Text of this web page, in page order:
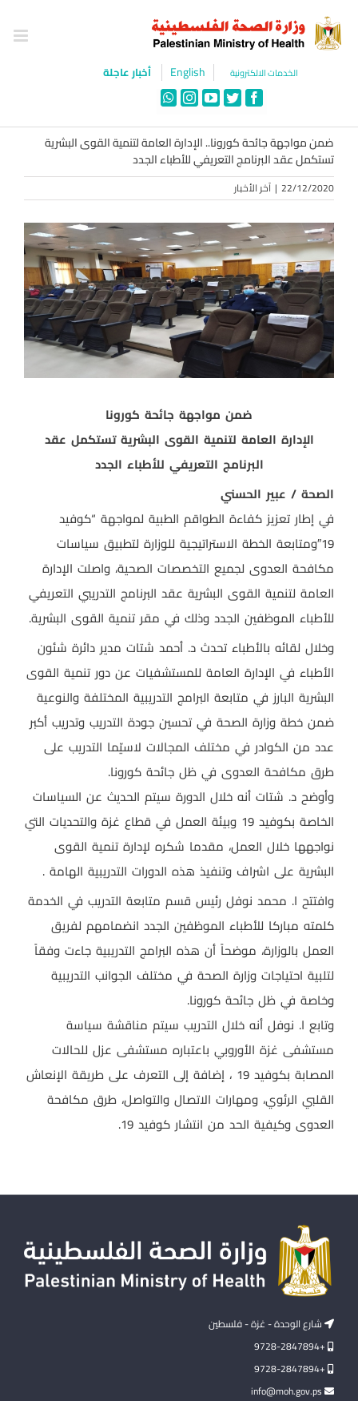
content
الخدمات الالكترونية English أخبار عاجلة
Facebook
Twitter
YouTube
Instagram
WhatsApp
ضمن مواجهة جائحة كورونا.. الإدارة العامة لتنمية القوى البشرية
تستكمل عقد البرنامج التعريفي للأطباء الجدد
22/12/2020
| آخر الأخبار
ضمن مواجهة جائحة كورونا
الإدارة العامة لتنمية القوى البشرية تستكمل عقد
البرنامج التعريفي للأطباء الجدد
الصحة / عبير الحسني
في إطار تعزيز كفاءة الطواقم الطبية لمواجهة “كوفيد
19″ومتابعة الخطة الاستراتيجية للوزارة لتطبيق سياسات
مكافحة العدوى لجميع التخصصات الصحية، واصلت الإدارة
العامة لتنمية القوى البشرية عقد البرنامج التدريبي التعريفي
للأطباء الموظفين الجدد وذلك في مقر تنمية القوى البشرية.
وخلال لقائه بالأطباء تحدث د. أحمد شتات مدير دائرة شئون
الأطباء في الإدارة العامة للمستشفيات عن دور تنمية القوى
البشرية البارز في متابعة البرامج التدريبية المختلفة والنوعية
ضمن خطة وزارة الصحة في تحسين جودة التدريب وتدريب أكبر
عدد من الكوادر في مختلف المجالات لاسيّما التدريب على
طرق مكافحة العدوى في ظل جائحة كورونا.
وأوضح د. شتات أنه خلال الدورة سيتم الحديث عن السياسات
الخاصة بكوفيد 19 وبيئة العمل في قطاع غزة والتحديات التي
نواجهها خلال العمل، مقدما شكره لإدارة تنمية القوى
البشرية على اشراف وتنفيذ هذه الدورات التدريبية الهامة .
وافتتح ا. محمد نوفل رئيس قسم متابعة التدريب في الخدمة
كلمته مباركا للأطباء الموظفين الجدد انضمامهم لفريق
العمل بالوزارة، موضحاً أن هذه البرامج التدريبية جاءت وفقاً
لتلبية احتياجات وزارة الصحة في مختلف الجوانب التدريبية
وخاصة في ظل جائحة كورونا.
وتابع ا. نوفل أنه خلال التدريب سيتم مناقشة سياسة
مستشفى غزة الأوروبي باعتباره مستشفى عزل للحالات
المصابة بكوفيد 19 ، إضافة إلى التعرف على طريقة الإنعاش
القلبي الرئوي، ومهارات الاتصال والتواصل، طرق مكافحة
العدوى وكيفية الحد من انتشار كوفيد 19.
شارع الوحدة - غزة - فلسطين
+9728-2847894
+9728-2847894